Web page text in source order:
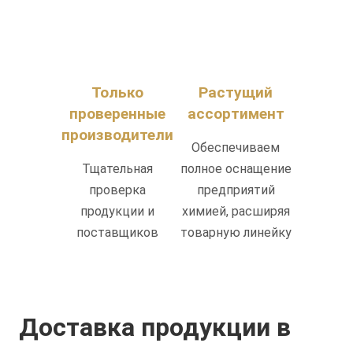
Только
проверенные
производители
Тщательная
проверка
продукции и
поставщиков
Растущий
ассортимент
Обеспечиваем
полное оснащение
предприятий
химией, расширяя
товарную линейку
Доставка продукции в